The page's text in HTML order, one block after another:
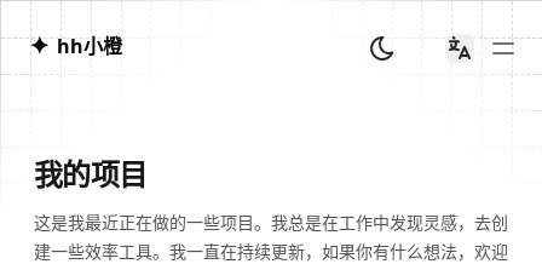
✦ hh小橙
我的项目
这是我最近正在做的一些项目。我总是在工作中发现灵感，去创
建一些效率工具。我一直在持续更新，如果你有什么想法，欢迎